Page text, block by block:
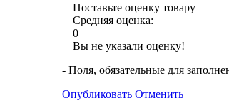
Поставьте оценку товару
Средняя оценка:
0
Вы не указали оценку!
- Поля, обязательные для
Опубликовать Отменить